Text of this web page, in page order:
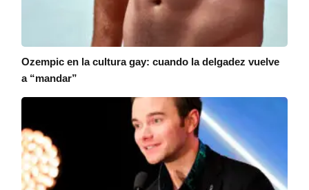
Ozempic en la cultura gay: cuando la delgadez vuelve
a “mandar”